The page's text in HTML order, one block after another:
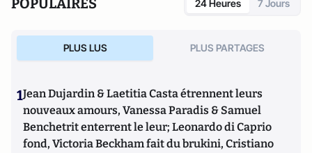
POPULAIRES 24 Heures 7 Jours
PLUS LUS PLUS PARTAGES
1Jean Dujardin & Laetitia Casta étrennent leurs
nouveaux amours, Vanessa Paradis & Samuel
Benchetrit enterrent le leur; Leonardo di Caprio
fond, Victoria Beckham fait du brukini, Cristiano